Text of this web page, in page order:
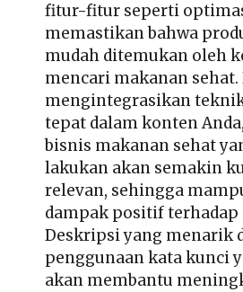
fitur-fitur seperti
memastikan bahwa
mudah ditemukan oleh
mencari makanan sehat.
mengintegrasikan teknik
tepat dalam konten
bisnis makanan sehat
lakukan akan semakin
relevan, sehingga
dampak positif terhadap
Deskripsi yang menarik
penggunaan kata kunci
akan membantu